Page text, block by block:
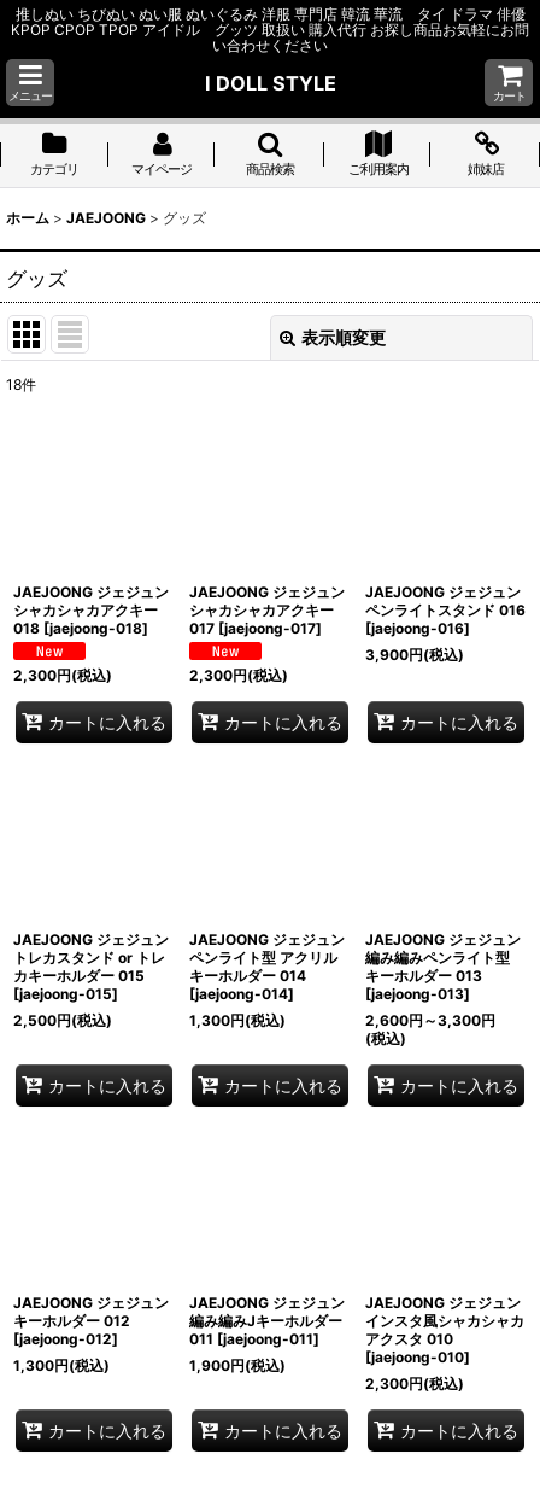
推しぬい ちびぬい ぬい服 ぬいぐるみ 洋服 専門店 韓流 華流 タイ ドラマ 俳優
KPOP CPOP TPOP アイドル グッツ 取扱い 購入代行 お探し商品お気軽にお問
い合わせください
メニュー
I DOLL STYLE
カート
カテゴリ マイページ 商品検索 ご利用案内 姉妹店
ホーム > JAEJOONG > グッズ
グッズ
表示順変更
18件
JAEJOONG ジェジュン
シャカシャカアクキー
018 [jaejoong-018]
2,300円(税込)
カートに入れる
JAEJOONG ジェジュン
シャカシャカアクキー
017 [jaejoong-017]
2,300円(税込)
カートに入れる
JAEJOONG ジェジュン
ペンライトスタンド 016
[jaejoong-016]
3,900円(税込)
カートに入れる
JAEJOONG ジェジュン
トレカスタンド or トレ
カキーホルダー 015
[jaejoong-015]
2,500円(税込)
カートに入れる
JAEJOONG ジェジュン
ペンライト型 アクリル
キーホルダー 014
[jaejoong-014]
1,300円(税込)
カートに入れる
JAEJOONG ジェジュン
編み編みペンライト型
キーホルダー 013
[jaejoong-013]
2,600円 ～3,300円
(税込)
カートに入れる
JAEJOONG ジェジュン
キーホルダー 012
[jaejoong-012]
1,300円(税込)
カートに入れる
JAEJOONG ジェジュン
編み編みJキーホルダー
011 [jaejoong-011]
1,900円(税込)
カートに入れる
JAEJOONG ジェジュン
インスタ風シャカシャカ
アクスタ 010
[jaejoong-010]
2,300円(税込)
カートに入れる